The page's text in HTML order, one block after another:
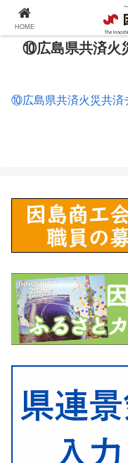
⑩広島県共済火
⑩広島県共済火災共済
HOME